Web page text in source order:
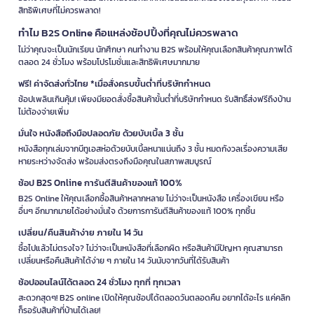
สิทธิพิเศษที่ไม่ควรพลาด!
ทำไม B2S Online คือแหล่งช้อปปิ้งที่คุณไม่ควรพลาด
ไม่ว่าคุณจะเป็นนักเรียน นักศึกษา คนทำงาน B2S พร้อมให้คุณเลือกสินค้าคุณภาพได้
ตลอด 24 ชั่วโมง พร้อมโปรโมชั่นและสิทธิพิเศษมากมาย
ฟรี! ค่าจัดส่งทั่วไทย *เมื่อสั่งครบขั้นต่ำที่บริษัทกำหนด
ช้อปเพลินเกินคุ้ม! เพียงมียอดสั่งซื้อสินค้าขั้นต่ำที่บริษัทกำหนด รับสิทธิ์ส่งฟรีถึงบ้าน
ไม่ต้องจ่ายเพิ่ม
มั่นใจ หนังสือถึงมือปลอดภัย ด้วยบับเบิ้ล 3 ชั้น
หนังสือทุกเล่มจากบีทูเอสห่อด้วยบับเบิ้ลหนาแน่นถึง 3 ชั้น หมดกังวลเรื่องความเสีย
หายระหว่างจัดส่ง พร้อมส่งตรงถึงมือคุณในสภาพสมบูรณ์
ช้อป B2S Online การันตีสินค้าของแท้ 100%
B2S Online ให้คุณเลือกซื้อสินค้าหลากหลาย ไม่ว่าจะเป็นหนังสือ เครื่องเขียน หรือ
อื่นๆ อีกมากมายได้อย่างมั่นใจ ด้วยการการันตีสินค้าของแท้ 100% ทุกชิ้น
เปลี่ยน/คืนสินค้าง่าย ภายใน 14 วัน
ซื้อไปแล้วไม่ตรงใจ? ไม่ว่าจะเป็นหนังสือที่เลือกผิด หรือสินค้ามีปัญหา คุณสามารถ
เปลี่ยนหรือคืนสินค้าได้ง่าย ๆ ภายใน 14 วันนับจากวันที่ได้รับสินค้า
ช้อปออนไลน์ได้ตลอด 24 ชั่วโมง ทุกที่ ทุกเวลา
สะดวกสุดๆ! B2S online เปิดให้คุณช้อปได้ตลอดวันตลอดคืน อยากได้อะไร แค่คลิก
ก็รอรับสินค้าที่บ้านได้เลย!